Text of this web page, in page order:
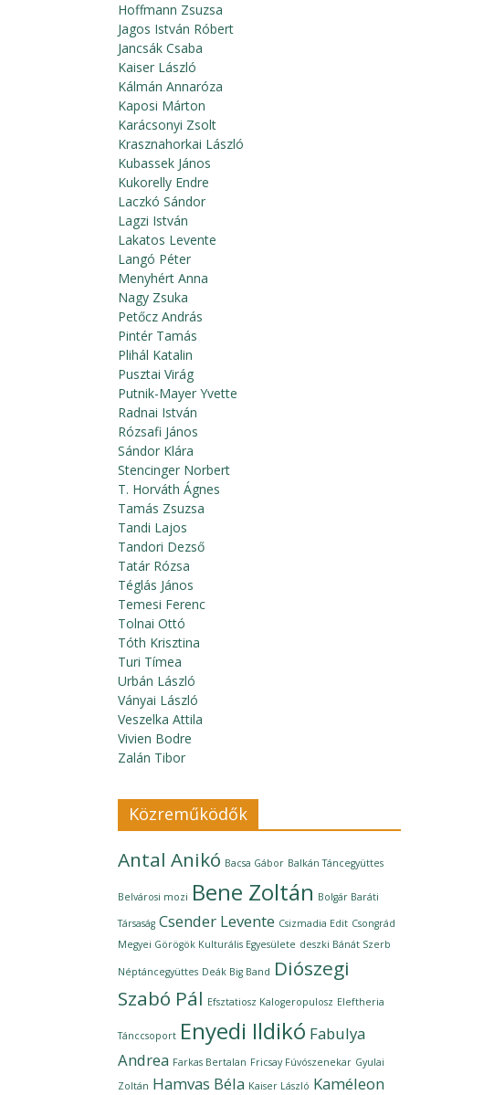
Hoffmann Zsuzsa
Jagos István Róbert
Jancsák Csaba
Kaiser László
Kálmán Annaróza
Kaposi Márton
Karácsonyi Zsolt
Krasznahorkai László
Kubassek János
Kukorelly Endre
Laczkó Sándor
Lagzi István
Lakatos Levente
Langó Péter
Menyhért Anna
Nagy Zsuka
Petőcz András
Pintér Tamás
Plihál Katalin
Pusztai Virág
Putnik-Mayer Yvette
Radnai István
Rózsafi János
Sándor Klára
Stencinger Norbert
T. Horváth Ágnes
Tamás Zsuzsa
Tandi Lajos
Tandori Dezső
Tatár Rózsa
Téglás János
Temesi Ferenc
Tolnai Ottó
Tóth Krisztina
Turi Tímea
Urbán László
Ványai László
Veszelka Attila
Vivien Bodre
Zalán Tibor
Közreműködők
Antal Anikó Bacsa Gábor Balkán Táncegyüttes
Belvárosi mozi Bene Zoltán Bolgár Baráti
Társaság Csender Levente Csizmadia Edit Csongrád
Megyei Görögök Kulturális Egyesülete deszki Bánát Szerb
Néptáncegyüttes Deák Big Band Diószegi
Szabó Pál Efsztatiosz Kalogeropulosz Eleftheria
Tánccsoport Enyedi Ildikó Fabulya
Andrea Farkas Bertalan Fricsay Fúvószenekar Gyulai
Zoltán Hamvas Béla Kaiser László Kaméleon